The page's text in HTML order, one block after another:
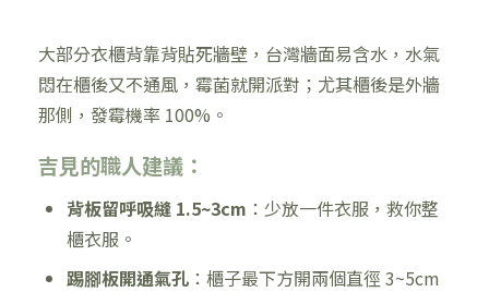
大部分衣櫃背靠背貼死牆壁，台灣牆面易含水，水氣
悶在櫃後又不通風，霉菌就開派對；尤其櫃後是外牆
那側，發霉機率 100%。
吉見的職人建議：
背板留呼吸縫 1.5~3cm ：少放一件衣服，救你整
櫃衣服。
踢腳板開通氣孔：櫃子最下方開兩個直徑 3~5cm